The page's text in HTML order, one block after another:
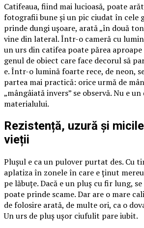
Catifeaua, fiind mai lucioasă, poate
fotografii bune și un pic ciudat în cele
prinde dungi ușoare, arată „în două
vine din lateral. Într-o cameră cu
un urs din catifea poate părea
genul de obiect care face decorul să
e. Într-o lumină foarte rece, de neon,
partea mai practică: orice urmă de
„mângâiată invers” se observă. Nu e
materialului.
Rezistență, uzură și
vieții
Plușul e ca un pulover purtat des. Cu
aplatiza în zonele în care e ținut
pe lăbuțe. Dacă e un pluș cu fir lung,
poate prinde scame. Dar are o mare
de folosire arată, de multe ori, ca o
Un urs de pluș ușor ciufulit pare iubit.